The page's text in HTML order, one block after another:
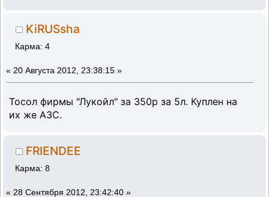
KiRUSsha
Карма: 4
« 20 Августа 2012, 23:38:15 »
Тосол фирмы "Лукойл" за 350р за 5л. Куплен на
их же АЗС.
FRIENDEE
Карма: 8
« 28 Сентября 2012, 23:42:40 »